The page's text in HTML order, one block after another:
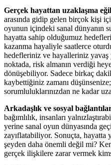
Gerçek hayattan uzaklaşma
arasında gidip gelen birçok kişi
oyunun içindeki sanal dünyanın
hayatta sahip olduğumuz
kazanma hayaliyle saatlerce
hedefleriniz ve hayalleriniz yavaş
noktada, risk almanın verdiği
dönüşebiliyor. Sadece birkaç
kaybettiğiniz zamanı
sorumluluklarınızdan ne kadar
Arkadaşlık ve sosyal
bağımlılık, insanları
yerine sanal oyun dünyasında
zayıflatabiliyor. Sonuçta, hayatta
şeyden daha önemli değil mi?
gerçek ilişkilere zarar vermek